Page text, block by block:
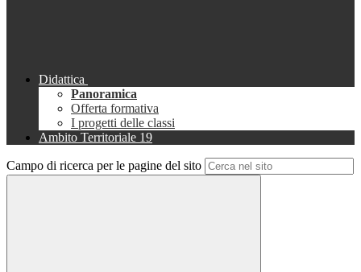
Didattica
Panoramica
Offerta formativa
I progetti delle classi
Ambito Territoriale 19
Campo di ricerca per le pagine del sito